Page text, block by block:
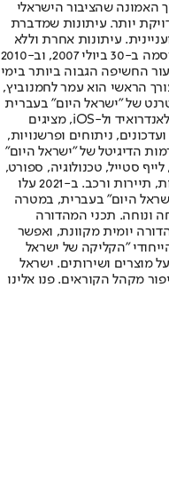
האמונה שהציבור הישראלי
יותר. עיתונות שמדברת
עיתונות אחרת וללא
תשלום. המהדורה המודפסת הראשונה פורסמה ב-30 ביולי 2007, וב-2010
החשיפה הגבוה ביותר בימי
הראשי הוא עמר לחמנוביץ,
של "ישראל היום" בעברית
ובאנגלית, כמו כן היישומונים (אפליקציות) לאנדרואיד ול-iOS, מציגים
ניתוחים ופרשנויות,
הדיגיטל של "ישראל היום"
סטייל, טכנולוגיה, ספורט,
כלכלה וצרכנות, בריאות, חיילים, אוכל, יהדות, תיירות ורכב. ב-2021 עלו
היום" בעברית, במטרה
ונוחה. תכני המהדורה
יומית מקוונת, ואפשר
"הקליקה של ישראל
מוצרים ושירותים. ישראל
מקהל הקוראים. פנו אלינו